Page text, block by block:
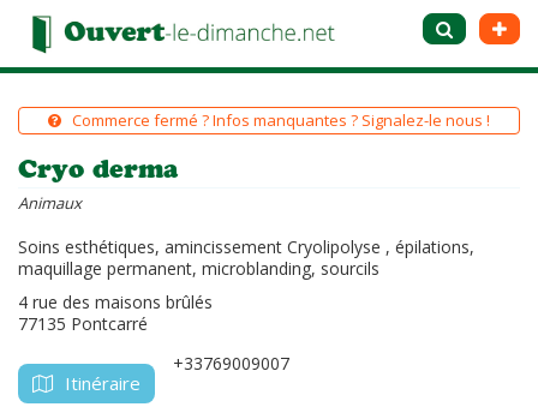
Commerce fermé ? Infos manquantes ? Signalez-le nous !
Cryo derma
Animaux
Soins esthétiques, amincissement Cryolipolyse , épilations,
maquillage permanent, microblanding, sourcils
4 rue des maisons brûlés
77135 Pontcarré
Itinéraire
+33769009007